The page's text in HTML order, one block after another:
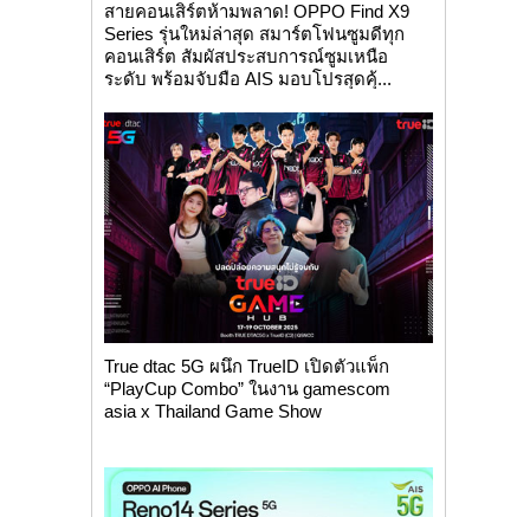
สายคอนเสิร์ตห้ามพลาด! OPPO Find X9
Series รุ่นใหม่ล่าสุด สมาร์ตโฟนซูมดีทุก
คอนเสิร์ต สัมผัสประสบการณ์ซูมเหนือ
ระดับ พร้อมจับมือ AIS มอบโปรสุดคุ้...
True dtac 5G ผนึก TrueID เปิดตัวแพ็ก
“PlayCup Combo” ในงาน gamescom
asia x Thailand Game Show